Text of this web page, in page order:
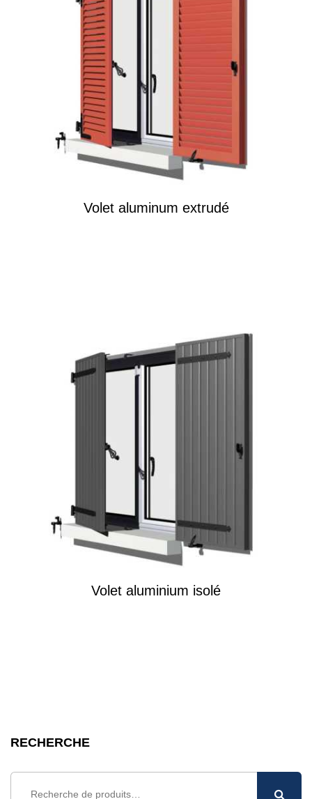
Volet aluminum extrudé
Volet aluminium isolé
RECHERCHE
pour :